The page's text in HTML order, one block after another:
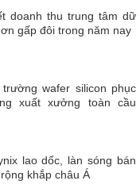
doanh thu trung tâm dữ
gấp đôi trong năm nay
wafer silicon phục
xuất xưởng toàn cầu
lao dốc, làn sóng bán
khắp châu Á